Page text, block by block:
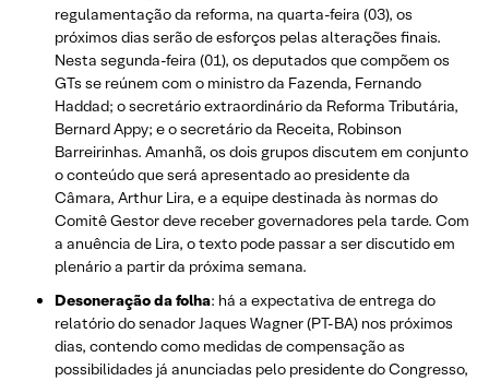
regulamentação da reforma, na quarta-feira (03), os
próximos dias serão de esforços pelas alterações finais.
Nesta segunda-feira (01), os deputados que compõem os
GTs se reúnem com o ministro da Fazenda, Fernando
Haddad; o secretário extraordinário da Reforma Tributária,
Bernard Appy; e o secretário da Receita, Robinson
Barreirinhas. Amanhã, os dois grupos discutem em conjunto
o conteúdo que será apresentado ao presidente da
Câmara, Arthur Lira, e a equipe destinada às normas do
Comitê Gestor deve receber governadores pela tarde. Com
a anuência de Lira, o texto pode passar a ser discutido em
plenário a partir da próxima semana.
Desoneração da folha: há a expectativa de entrega do
relatório do senador Jaques Wagner (PT-BA) nos próximos
dias, contendo como medidas de compensação as
possibilidades já anunciadas pelo presidente do Congresso,